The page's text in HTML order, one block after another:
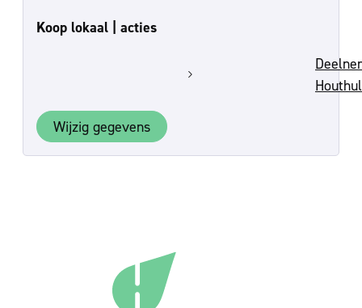
Koop lokaal | acties
Wijzig gegevens